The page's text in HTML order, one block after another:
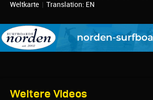
Weltkarte | Translation: EN
Weitere Videos